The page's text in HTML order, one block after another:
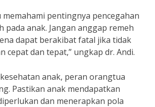
pentingnya pencegahan
pada anak. Jangan anggap remeh
dapat berakibat fatal jika tidak
cepat dan tepat,” ungkap dr. Andi.
anak, peran orangtua
Pastikan anak mendapatkan
dan menerapkan pola